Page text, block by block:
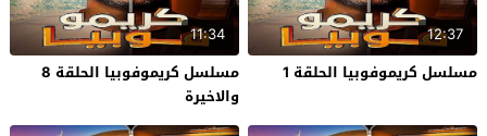
12:37
مسلسل كريموفوبيا الحلقة 1
11:34
مسلسل كريموفوبيا الحلقة 8
والاخيرة